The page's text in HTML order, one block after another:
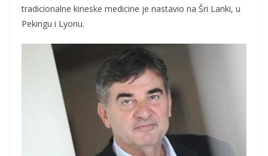
tradicionalne kineske medicine je nastavio na Šri Lanki, u
Pekingu i Lyonu.